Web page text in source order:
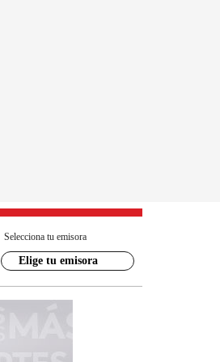
Selecciona tu emisora
Elige tu emisora